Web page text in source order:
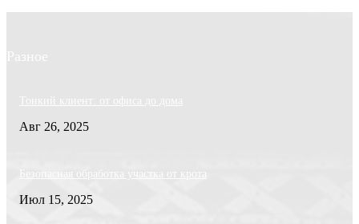
Разное
Тонкий клиент: от офиса до дома
Авг 26, 2025
Безопасная обработка участка от крота
Июл 15, 2025